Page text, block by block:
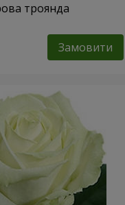
троянда
Замовити